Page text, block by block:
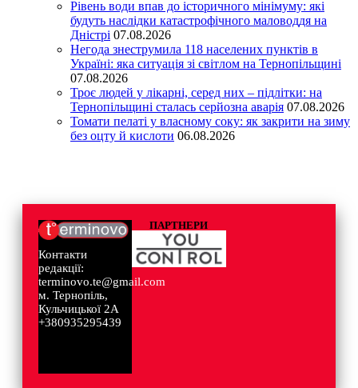
Рівень води впав до історичного мінімуму: які
будуть наслідки катастрофічного маловоддя на
Дністрі 07.08.2026
Негода знеструмила 118 населених пунктів в
Україні: яка ситуація зі світлом на Тернопільщині
07.08.2026
Троє людей у лікарні, серед них – підлітки: на
Тернопільщині сталась серйозна аварія 07.08.2026
Томати пелаті у власному соку: як закрити на зиму
без оцту й кислоти 06.08.2026
Контакти
редакції:
terminovo.te@gmail.com
м. Тернопіль,
Кульчицької 2А
+380935295439
ПАРТНЕРИ